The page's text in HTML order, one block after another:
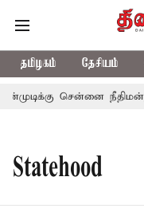
தமிழகம் தேசியம்
சென்னை
Statehood